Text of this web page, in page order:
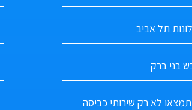
תל אביב
בני ברק
לא רק שירותי כביסה